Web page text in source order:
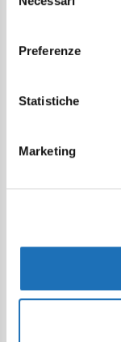
del
Preferenze
Statistiche
Marketing